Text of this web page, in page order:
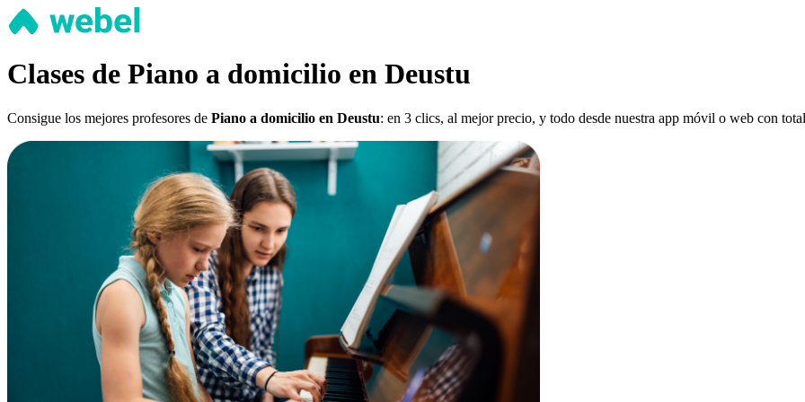
Clases de Piano a domicilio en Deustu
Consigue los mejores profesores de Piano a domicilio en Deustu: en 3 clics, al mejor precio, y todo desde nuestra app móvil o web con